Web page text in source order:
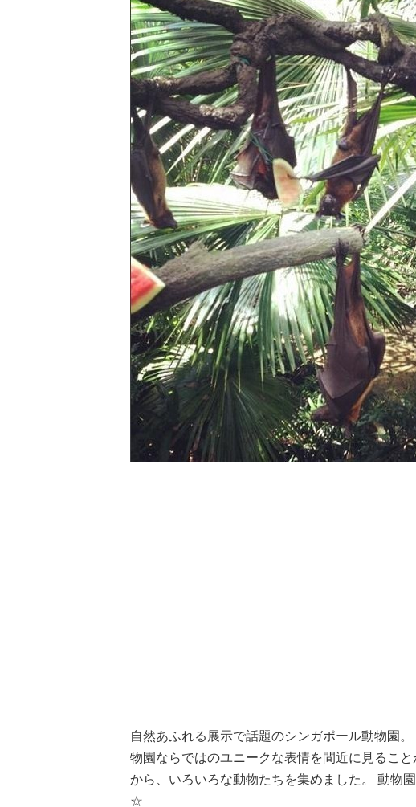
自然あふれる展示で話題のシンガポール動物園
物園ならではのユニークな表情を間近に見るこ
から、いろいろな動物たちを集めました。 動物
☆